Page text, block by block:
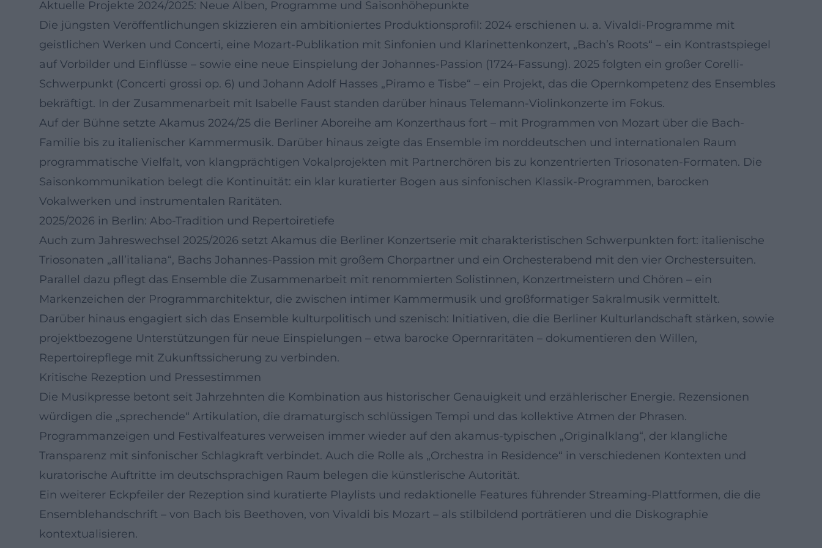
Aktuelle Projekte 2024/2025: Neue Alben, Programme und Saisonhöhepunkte
Die jüngsten Veröffentlichungen skizzieren ein ambitioniertes Produktionsprofil: 2024 erschienen u. a. Vivaldi-Programme mit
geistlichen Werken und Concerti, eine Mozart-Publikation mit Sinfonien und Klarinettenkonzert, „Bach’s Roots“ – ein Kontrastspiegel
auf Vorbilder und Einflüsse – sowie eine neue Einspielung der Johannes-Passion (1724-Fassung). 2025 folgten ein großer Corelli-
Schwerpunkt (Concerti grossi op. 6) und Johann Adolf Hasses „Piramo e Tisbe“ – ein Projekt, das die Opernkompetenz des Ensembles
bekräftigt. In der Zusammenarbeit mit Isabelle Faust standen darüber hinaus Telemann-Violinkonzerte im Fokus.
Auf der Bühne setzte Akamus 2024/25 die Berliner Aboreihe am Konzerthaus fort – mit Programmen von Mozart über die Bach-
Familie bis zu italienischer Kammermusik. Darüber hinaus zeigte das Ensemble im norddeutschen und internationalen Raum
programmatische Vielfalt, von klangprächtigen Vokalprojekten mit Partnerchören bis zu konzentrierten Triosonaten-Formaten. Die
Saisonkommunikation belegt die Kontinuität: ein klar kuratierter Bogen aus sinfonischen Klassik-Programmen, barocken
Vokalwerken und instrumentalen Raritäten.
2025/2026 in Berlin: Abo-Tradition und Repertoiretiefe
Auch zum Jahreswechsel 2025/2026 setzt Akamus die Berliner Konzertserie mit charakteristischen Schwerpunkten fort: italienische
Triosonaten „all’italiana“, Bachs Johannes-Passion mit großem Chorpartner und ein Orchesterabend mit den vier Orchestersuiten.
Parallel dazu pflegt das Ensemble die Zusammenarbeit mit renommierten Solistinnen, Konzertmeistern und Chören – ein
Markenzeichen der Programmarchitektur, die zwischen intimer Kammermusik und großformatiger Sakralmusik vermittelt.
Darüber hinaus engagiert sich das Ensemble kulturpolitisch und szenisch: Initiativen, die die Berliner Kulturlandschaft stärken, sowie
projektbezogene Unterstützungen für neue Einspielungen – etwa barocke Opernraritäten – dokumentieren den Willen,
Repertoirepflege mit Zukunftssicherung zu verbinden.
Kritische Rezeption und Pressestimmen
Die Musikpresse betont seit Jahrzehnten die Kombination aus historischer Genauigkeit und erzählerischer Energie. Rezensionen
würdigen die „sprechende“ Artikulation, die dramaturgisch schlüssigen Tempi und das kollektive Atmen der Phrasen.
Programmanzeigen und Festivalfeatures verweisen immer wieder auf den akamus-typischen „Originalklang“, der klangliche
Transparenz mit sinfonischer Schlagkraft verbindet. Auch die Rolle als „Orchestra in Residence“ in verschiedenen Kontexten und
kuratorische Auftritte im deutschsprachigen Raum belegen die künstlerische Autorität.
Ein weiterer Eckpfeiler der Rezeption sind kuratierte Playlists und redaktionelle Features führender Streaming-Plattformen, die die
Ensemblehandschrift – von Bach bis Beethoven, von Vivaldi bis Mozart – als stilbildend porträtieren und die Diskographie
kontextualisieren.